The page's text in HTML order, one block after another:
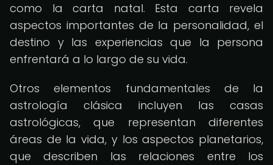
como la carta natal. Esta carta revela
aspectos importantes de la personalidad, el
destino y las experiencias que la persona
enfrentará a lo largo de su vida.
Otros elementos fundamentales de la
astrología clásica incluyen las casas
astrológicas, que representan diferentes
áreas de la vida, y los aspectos planetarios,
que describen las relaciones entre los